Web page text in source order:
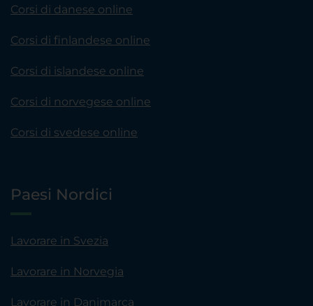
Corsi di danese online
Corsi di finlandese online
Corsi di islandese online
Corsi di norvegese online
Corsi di svedese online
Paesi Nordici
Lavorare in Svezia
Lavorare in Norvegia
Lavorare in Danimarca